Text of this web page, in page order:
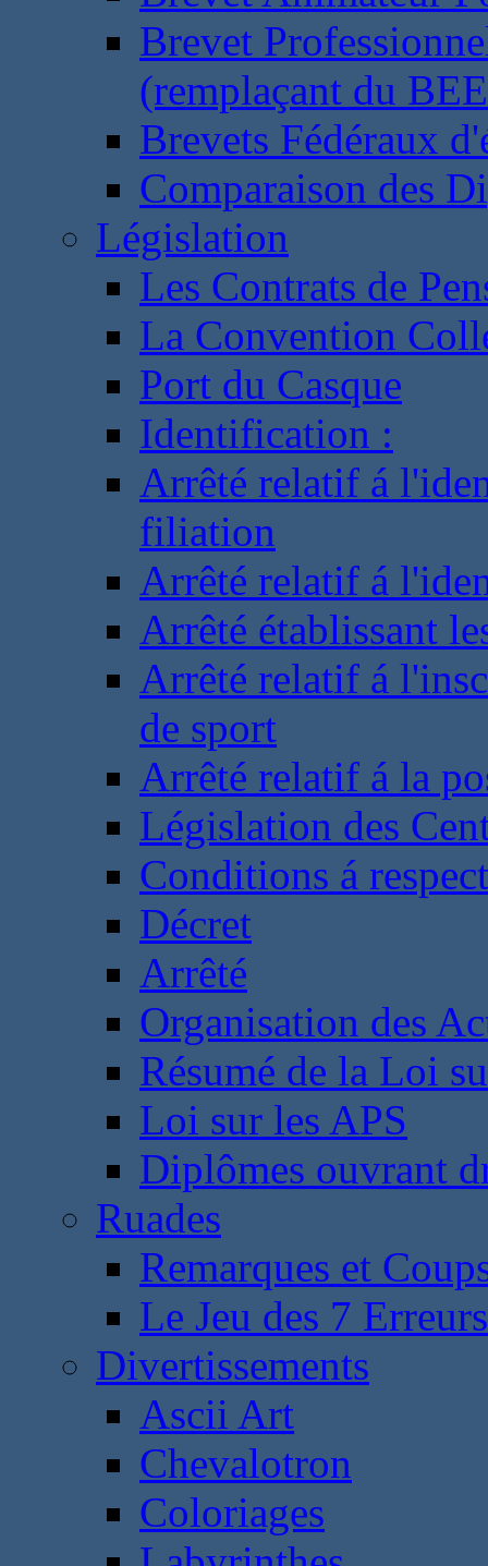
Brevet
(remplaçant du
Brevets Fédéraux
Comparaison des
Législation
Les Contrats de
La Convention
Port du Casque
Identification :
Arrêté relatif á
filiation
Arrêté relatif á
Arrêté établissant
Arrêté relatif á
de sport
Arrêté relatif á la
Législation des
Conditions á
Décret
Arrêté
Organisation des
Résumé de la Loi
Loi sur les APS
Diplômes ouvrant
Ruades
Remarques et
Le Jeu des 7 Erreurs
Divertissements
Ascii Art
Chevalotron
Coloriages